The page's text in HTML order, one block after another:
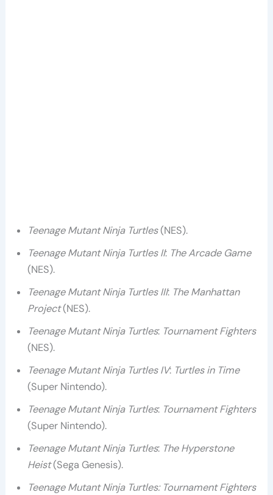
Teenage Mutant Ninja Turtles(NES).
Teenage Mutant Ninja Turtles II: The Arcade Game
(NES).
Teenage Mutant Ninja Turtles III: The Manhattan
Project(NES).
Teenage Mutant Ninja Turtles: Tournament Fighters
(NES).
Teenage Mutant Ninja Turtles IV: Turtles in Time
(Super Nintendo).
Teenage Mutant Ninja Turtles: Tournament Fighters
(Super Nintendo).
Teenage Mutant Ninja Turtles: The Hyperstone
Heist(Sega Genesis).
Teenage Mutant Ninja Turtles: Tournament Fighters